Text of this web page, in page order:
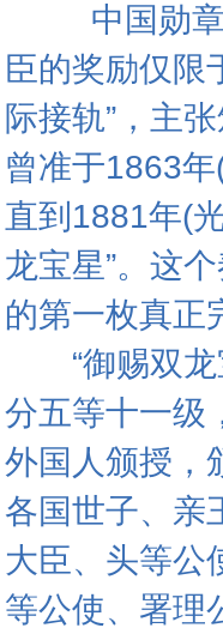
中国勋章的
臣的奖励仅限
际接轨”，主
曾准于1863
直到1881年(
龙宝星”。这
的第一枚真正
“御赐双龙
分五等十一级
外国人颁授，
各国世子、亲
大臣、头等公
等公使、署理